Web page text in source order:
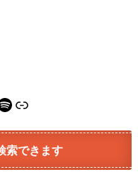
リンク
索できます